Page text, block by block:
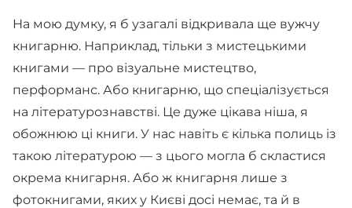
На мою думку, я б узагалі відкривала ще вужчу
книгарню. Наприклад, тільки з мистецькими
книгами — про візуальне мистецтво,
перформанс. Або книгарню, що спеціалізується
на літературознавстві. Це дуже цікава ніша, я
обожнюю ці книги. У нас навіть є кілька полиць із
такою літературою — з цього могла б скластися
окрема книгарня. Або ж книгарня лише з
фотокнигами, яких у Києві досі немає, та й в